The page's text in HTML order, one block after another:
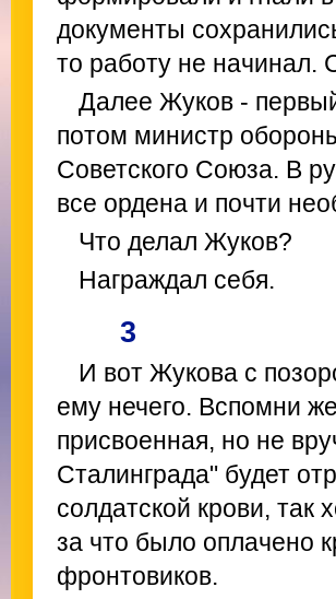
документы
то работу не начинал.
Далее Жуков -
потом министр
Советского Союза. В
все ордена и почти
Что делал Жуков?
Награждал себя.
3
И вот Жукова с
ему нечего. Вспомни
присвоенная, но не
Сталинграда" будет
солдатской крови, так
за что было оплачено
фронтовиков.